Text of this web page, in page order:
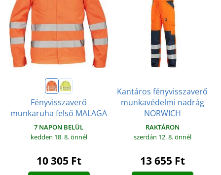
Fényvisszaverő
munkaruha felső MALAGA
7 NAPON BELÜL
kedden 18. 8.önnél
10 305 Ft
Kantáros fényvisszaverő
munkavédelmi nadrág
NORWICH
RAKTÁRON
szerdán 12. 8.önnél
13 655 Ft